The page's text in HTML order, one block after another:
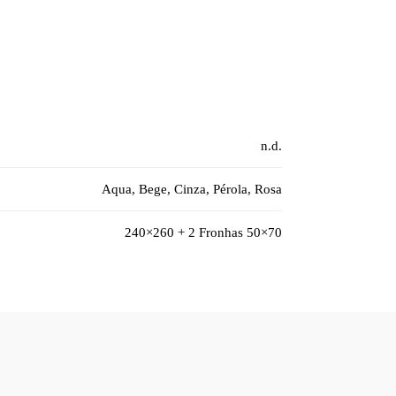
n.d.
Aqua, Bege, Cinza, Pérola, Rosa
240×260 + 2 Fronhas 50×70